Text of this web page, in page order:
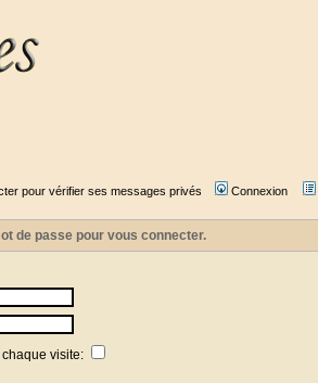
pour vérifier ses messages privés Connexion
de passe pour vous connecter.
visite: